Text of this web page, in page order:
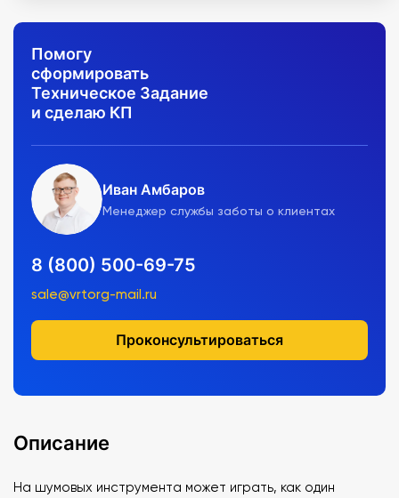
Помогу
сформировать
Техническое Задание
и сделаю КП
Иван Амбаров
Менеджер службы заботы о клиентах
8 (800) 500-69-75
sale@vrtorg-mail.ru
Проконсультироваться
Описание
На шумовых инструмента может играть, как один